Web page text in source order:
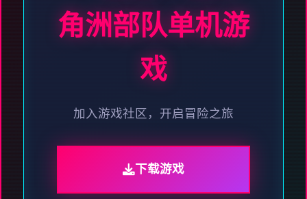
角洲部队单机游
戏
加入游戏社区，开启冒险之旅
下载游戏